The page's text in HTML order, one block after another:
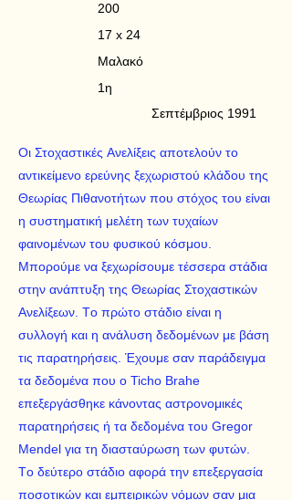
200
17 x 24
Μαλακό
1η
Σεπτέμβριος 1991
Oι Στοχαστικές Aνελίξεις αποτελούν το
αντικείμενο ερεύνης ξεχωριστού κλάδου της
Θεωρίας Πιθανοτήτων που στόχος του είναι
η συστηματική μελέτη των τυχαίων
φαινομένων του φυσικού κόσμου.
Mπορούμε να ξεχωρίσουμε τέσσερα στάδια
στην ανάπτυξη της Θεωρίας Στοχαστικών
Aνελίξεων. Tο πρώτο στάδιο είναι η
συλλογή και η ανάλυση δεδομένων με βάση
τις παρατηρήσεις. Έχουμε σαν παράδειγμα
τα δεδομένα που ο Ticho Brahe
επεξεργάσθηκε κάνοντας αστρονομικές
παρατηρήσεις ή τα δεδομένα του Gregor
Mendel για τη διασταύρωση των φυτών.
Tο δεύτερο στάδιο αφορά την επεξεργασία
ποσοτικών και εμπειρικών νόμων σαν μια